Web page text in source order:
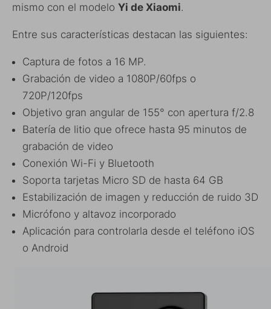
mismo con el modelo Yi de Xiaomi.
Entre sus características destacan las siguientes:
Captura de fotos a 16 MP.
Grabación de video a 1080P/60fps o
720P/120fps
Objetivo gran angular de 155° con apertura f/2.8
Batería de litio que ofrece hasta 95 minutos de
grabación de video
Conexión Wi-Fi y Bluetooth
Soporta tarjetas Micro SD de hasta 64 GB
Estabilización de imagen y reducción de ruido 3D
Micrófono y altavoz incorporado
Aplicación para controlarla desde el teléfono iOS
o Android